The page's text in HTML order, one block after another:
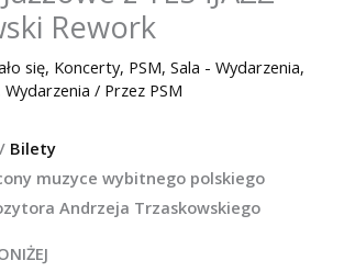
Rework
się, Koncerty, PSM, Sala - Wydarzenia,
Wydarzenia / Przez PSM
Bilety
muzyce wybitnego polskiego
Andrzeja Trzaskowskiego